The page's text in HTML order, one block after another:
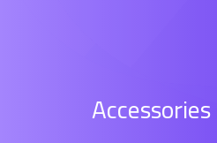
Accessories